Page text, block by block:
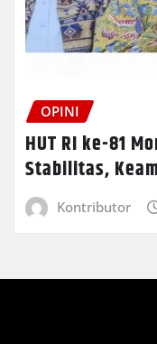
OPINI
HUT RI ke-81
Stabilitas,
Kontributor